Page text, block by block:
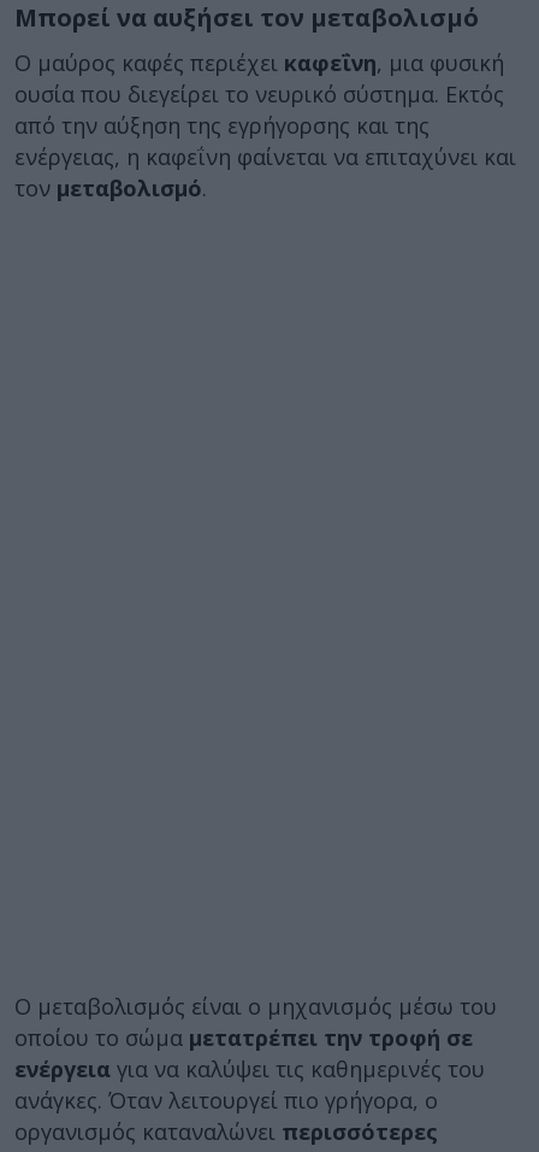
Μπορεί να αυξήσει τον μεταβολισμό
Ο μαύρος καφές περιέχει καφεΐνη, μια φυσική
ουσία που διεγείρει το νευρικό σύστημα. Εκτός
από την αύξηση της εγρήγορσης και της
ενέργειας, η καφεΐνη φαίνεται να επιταχύνει και
τον μεταβολισμό.
Ο μεταβολισμός είναι ο μηχανισμός μέσω του
οποίου το σώμα μετατρέπει την τροφή σε
ενέργεια για να καλύψει τις καθημερινές του
ανάγκες. Όταν λειτουργεί πιο γρήγορα, ο
οργανισμός καταναλώνει περισσότερες